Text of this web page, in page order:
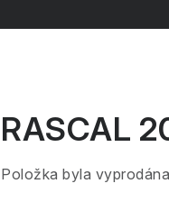
RASCAL
Položka byla